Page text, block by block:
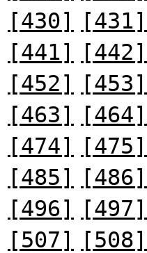
[430]
[431]
[441]
[442]
[452]
[453]
[463]
[464]
[474]
[475]
[485]
[486]
[496]
[497]
[507]
[508]